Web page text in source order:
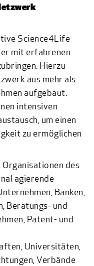
Science4Life
mit erfahrenen
Hierzu
aus mehr als
aufgebaut.
intensiven
um einen
zu ermöglichen
des
agierende
Banken,
Beratungs- und
Patent- und
Universitäten,
Verbände